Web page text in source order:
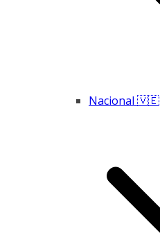
Nacional 🇻🇪